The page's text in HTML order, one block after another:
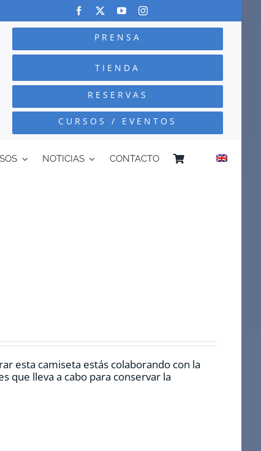
PRENSA
TIENDA
RESERVAS
CURSOS / EVENTOS
NOTICIAS CONTACTO
esta camiseta estás colaborando con la
que lleva a cabo para conservar la